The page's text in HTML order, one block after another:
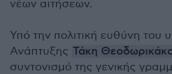
νέων αιτήσεων.
Υπό την πολιτική ευθύνη του
Ανάπτυξης Τάκη
συντονισμό της γενικής